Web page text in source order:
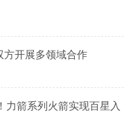
方开展多领域合作
力箭系列火箭实现百星入